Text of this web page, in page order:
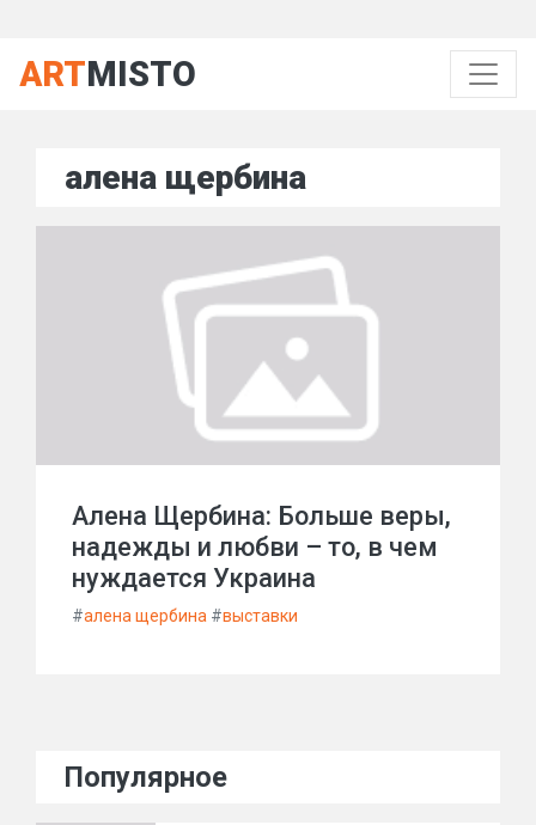
ARTMISTO
алена щербина
Алена Щербина: Больше веры,
надежды и любви – то, в чем
нуждается Украина
#алена щербина #выставки
Популярное